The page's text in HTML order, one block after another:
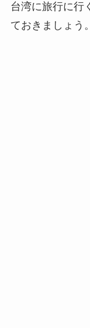
台湾に旅行に行
ておきましょう。